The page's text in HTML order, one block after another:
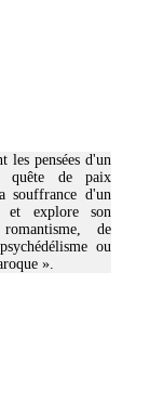
les pensées d'un
quête de paix
souffrance d'un
et explore son
de
ou
».